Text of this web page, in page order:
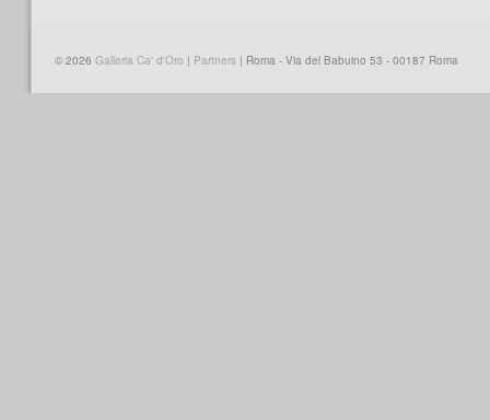
© 2026 Galleria Ca' d'Oro | Partners | Roma - Via del Babuino 53 - 00187 Roma